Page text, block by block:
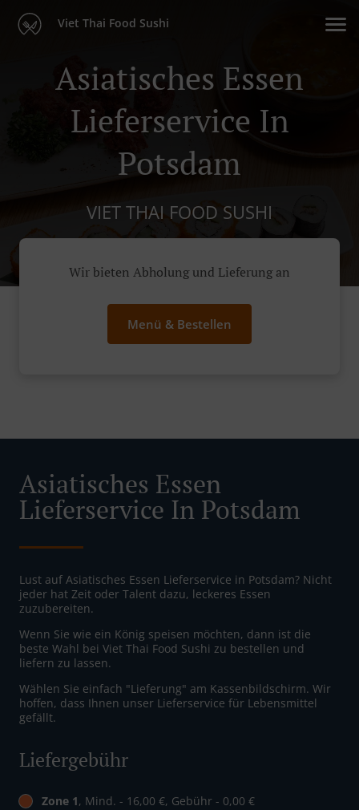
Viet Thai Food Sushi
Asiatisches Essen
Lieferservice In
Potsdam
VIET THAI FOOD SUSHI
Wir bieten Abholung und Lieferung an
Menü & Bestellen
Asiatisches Essen
Lieferservice In Potsdam
Lust auf Asiatisches Essen Lieferservice in Potsdam? Nicht
jeder hat Zeit oder Talent dazu, leckeres Essen
zuzubereiten.
Wenn Sie wie ein König speisen möchten, dann ist die
beste Wahl bei Viet Thai Food Sushi zu bestellen und
liefern zu lassen.
Wählen Sie einfach "Lieferung" am Kassenbildschirm. Wir
hoffen, dass Ihnen unser Lieferservice für Lebensmittel
gefällt.
Liefergebühr
Zone 1, Mind. - 16,00 €, Gebühr - 0,00 €